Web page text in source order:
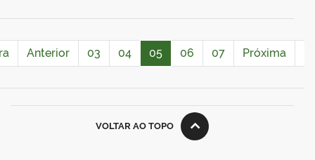
Anterior 03 04 05 06 07 Próxima
VOLTAR AO TOPO